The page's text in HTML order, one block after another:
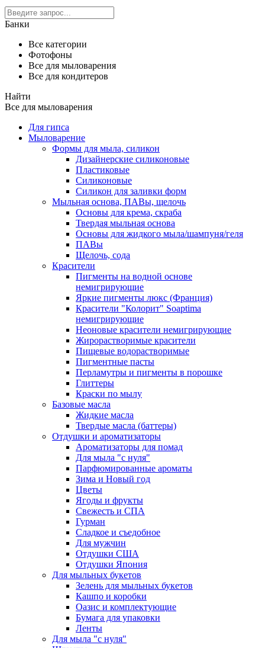
Банки
Все категории
Фотофоны
Все для мыловарения
Все для кондитеров
Найти
Все для мыловарения
Для гипса
Мыловарение
Формы для мыла, силикон
Дизайнерские силиконовые
Пластиковые
Силиконовые
Силикон для заливки форм
Мыльная основа, ПАВы, щелочь
Основы для крема, скраба
Твердая мыльная основа
Основы для жидкого мыла/шампуня/геля
ПАВы
Щелочь, сода
Красители
Пигменты на водной основе
немигрирующие
Яркие пигменты люкс (Франция)
Красители "Колорит" Soaptima
немигрирующие
Неоновые красители немигрирующие
Жирорастворимые красители
Пищевые водорастворимые
Пигментные пасты
Перламутры и пигменты в порошке
Глиттеры
Краски по мылу
Базовые масла
Жидкие масла
Твердые масла (баттеры)
Отдушки и ароматизаторы
Ароматизаторы для помад
Для мыла "с нуля"
Парфюмированные ароматы
Зима и Новый год
Цветы
Ягоды и фрукты
Свежесть и СПА
Гурман
Сладкое и съедобное
Для мужчин
Отдушки США
Отдушки Япония
Для мыльных букетов
Зелень для мыльных букетов
Кашпо и коробки
Оазис и комплектующие
Бумага для упаковки
Ленты
Для мыла "с нуля"